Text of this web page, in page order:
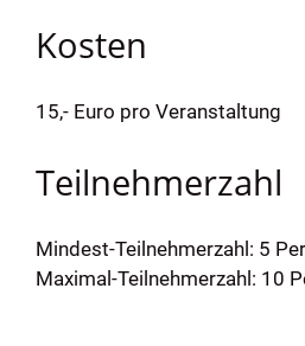
Kosten
15,- Euro pro Veranstaltung
Teilnehmerzahl
Mindest-Teilnehmerzahl: 5
Maximal-Teilnehmerzahl: 10